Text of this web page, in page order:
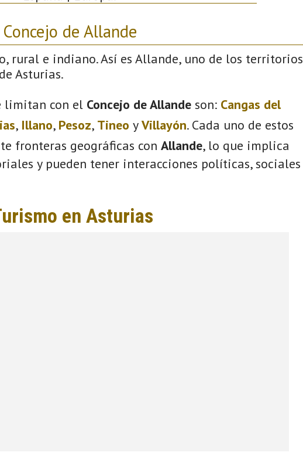
Concejo de Allande
rural e indiano. Así es Allande, uno de los territorios
Asturias.
limitan con el Concejo de Allande son: Cangas del
, Illano, Pesoz, Tineo yVillayón. Cada uno de estos
fronteras geográficas con Allande, lo que implica
y pueden tener interacciones políticas, sociales